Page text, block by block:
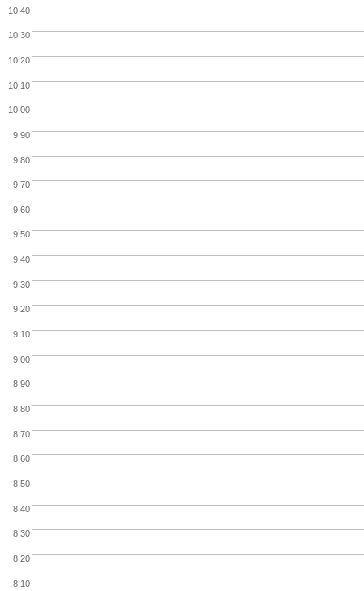
8.50
9.00
9.50
10.00
8.10
8.20
8.30
8.40
8.60
8.70
8.80
8.90
9.10
9.20
9.30
9.40
9.60
9.70
9.80
9.90
10.10
10.20
10.30
10.40